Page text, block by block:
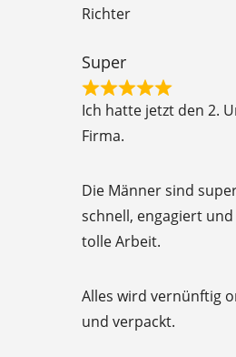
t
o
f
Richter
Super
R
d
5
o
t
o
Ich hatte jetzt den 2.
Firma.
Die Männer sind
schnell, engagiert
tolle Arbeit.
Alles wird vernünftig
und verpackt.